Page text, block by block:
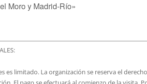
Moro y Madrid-Río»
es limitado. La organización se reserva el